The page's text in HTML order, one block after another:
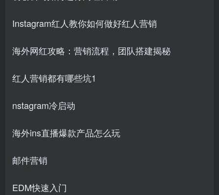
Instagram红人教你如何做好红人营销
海外网红攻略：营销流程，团队搭建揭秘
红人营销都有哪些坑1
nstagram冷启动
海外ins直播爆款产品怎么玩
邮件营销
EDM快速入门